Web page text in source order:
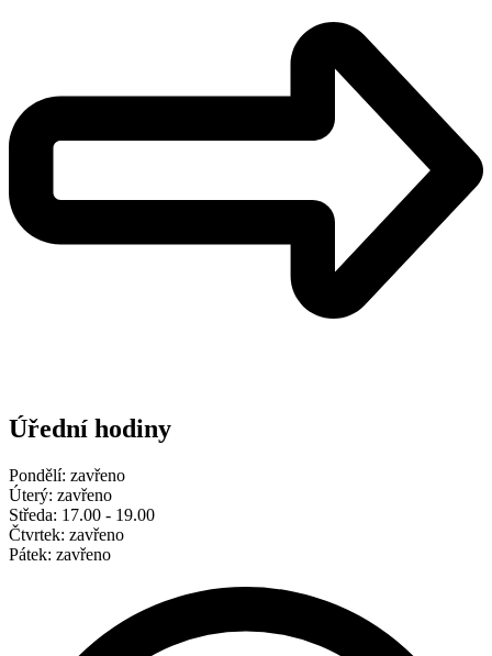
Úřední hodiny
Pondělí: zavřeno
Úterý: zavřeno
Středa: 17.00 - 19.00
Čtvrtek: zavřeno
Pátek: zavřeno